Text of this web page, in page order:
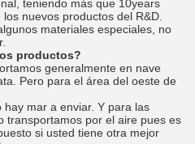
teniendo más que 10years
nuevos productos del R&D.
materiales especiales, no
productos?
generalmente en nave
Pero para el área del oeste de
mar a enviar. Y para las
transportamos por el aire pues es
si usted tiene otra mejor